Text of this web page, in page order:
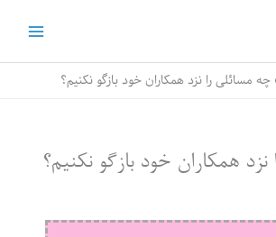
چه مسائلی را نزد همکاران خود بازگو نکنیم؟
همکاران خود بازگو نکنیم؟